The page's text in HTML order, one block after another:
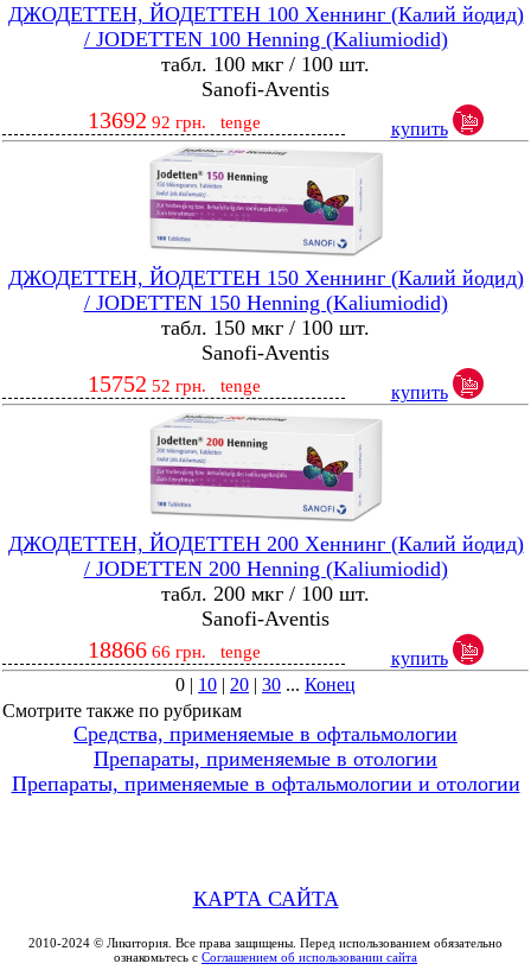
ДЖОДЕТТЕН, ЙОДЕТТЕН 100 Хеннинг (Калий йодид)
/ JODETTEN 100 Henning (Kaliumiodid)
табл. 100 мкг / 100 шт.
Sanofi-Aventis
13692 92 грн. tenge купить
ДЖОДЕТТЕН, ЙОДЕТТЕН 150 Хеннинг (Калий йодид)
/ JODETTEN 150 Henning (Kaliumiodid)
табл. 150 мкг / 100 шт.
Sanofi-Aventis
15752 52 грн. tenge купить
ДЖОДЕТТЕН, ЙОДЕТТЕН 200 Хеннинг (Калий йодид)
/ JODETTEN 200 Henning (Kaliumiodid)
табл. 200 мкг / 100 шт.
Sanofi-Aventis
1886666 грн. tenge
купить
0 | 10 | 20 | 30 ... Конец
Смотрите также по рубрикам
Средства, применяемые в офтальмологии
Препараты, применяемые в отологии
Препараты, применяемые в офтальмологии и отологии
КАРТА САЙТА
2010-2024 © Ликитория. Все права защищены. Перед использованием обязательно
ознакомьтесь с Соглашением об использовании сайта